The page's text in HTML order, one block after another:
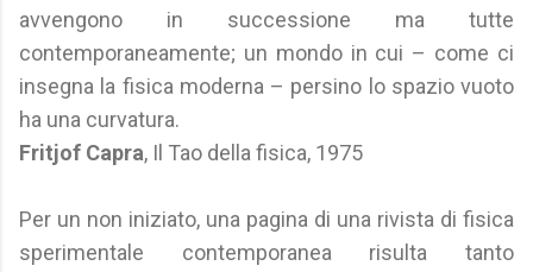
avvengono in successione ma tutte
contemporaneamente; un mondo in cui – come ci
insegna la fisica moderna – persino lo spazio vuoto
ha una curvatura.
Fritjof Capra, Il Tao della fisica, 1975
Per un non iniziato, una pagina di una rivista di fisica
sperimentale contemporanea risulta tanto